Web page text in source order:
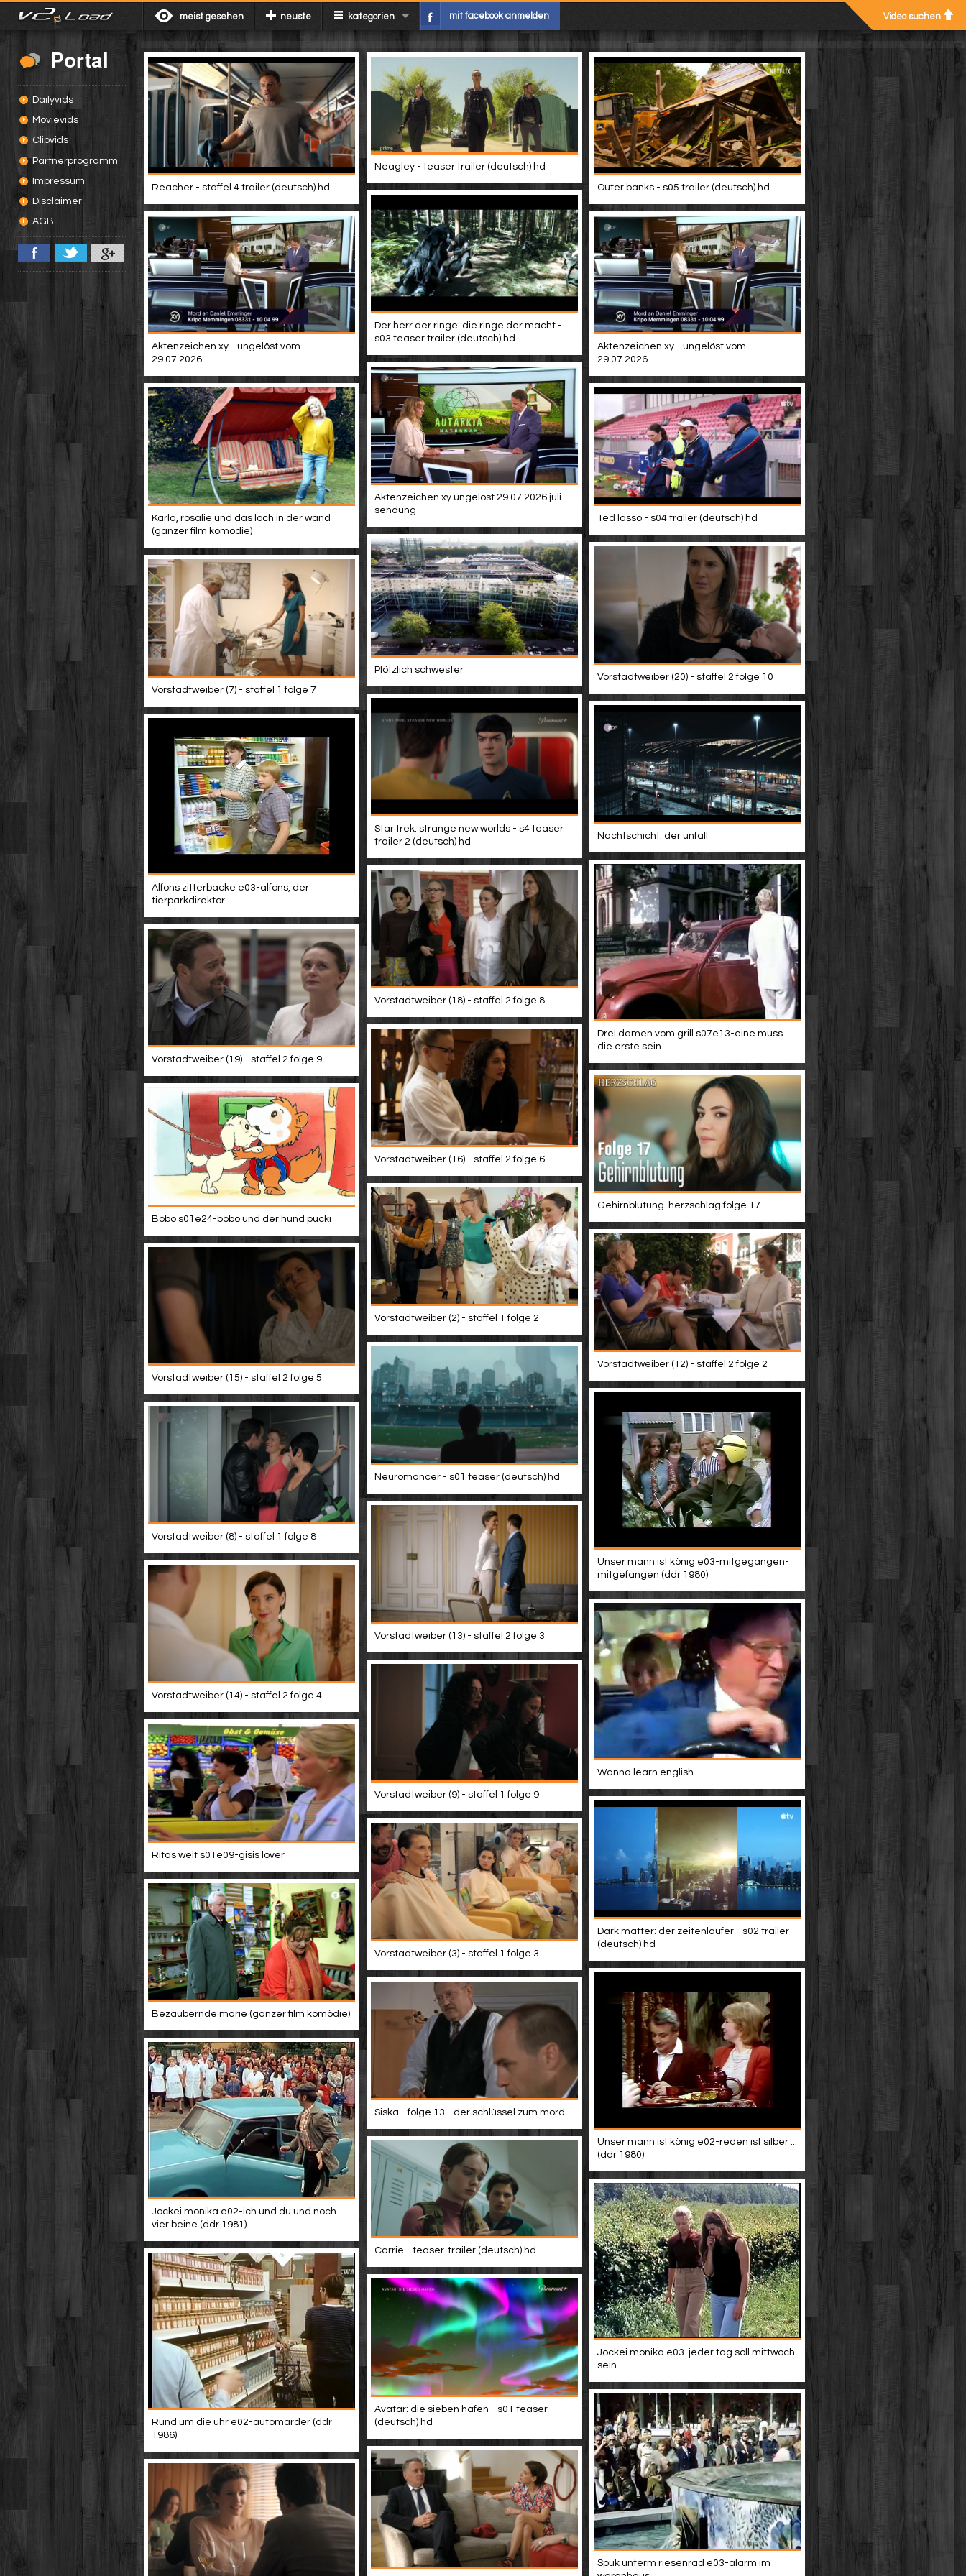
meist gesehen neuste kategorien mit facebook anmelden Video suchen
Portal
Dailyvids
Movievids
Clipvids
Partnerprogramm
Impressum
Disclaimer
AGB
Reacher - staffel 4 trailer (deutsch) hd
Neagley - teaser trailer (deutsch) hd
Outer banks - s05 trailer (deutsch) hd
Der herr der ringe: die ringe der macht -
s03 teaser trailer (deutsch) hd
Aktenzeichen xy... ungelöst vom
29.07.2026
Aktenzeichen xy... ungelöst vom
29.07.2026
Aktenzeichen xy ungelöst 29.07.2026 juli
sendung
Karla, rosalie und das loch in der wand
(ganzer film komödie)
Ted lasso - s04 trailer (deutsch) hd
Plötzlich schwester
Vorstadtweiber (20) - staffel 2 folge 10
Vorstadtweiber (7) - staffel 1 folge 7
Star trek: strange new worlds - s4 teaser
trailer 2 (deutsch) hd
Nachtschicht: der unfall
Alfons zitterbacke e03-alfons, der
tierparkdirektor
Drei damen vom grill s07e13-eine muss
die erste sein
Vorstadtweiber (18) - staffel 2 folge 8
Vorstadtweiber (19) - staffel 2 folge 9
Vorstadtweiber (16) - staffel 2 folge 6
Gehirnblutung-herzschlag folge 17
Bobo s01e24-bobo und der hund pucki
Vorstadtweiber (2) - staffel 1 folge 2
Vorstadtweiber (12) - staffel 2 folge 2
Vorstadtweiber (15) - staffel 2 folge 5
Neuromancer - s01 teaser (deutsch) hd
Unser mann ist könig e03-mitgegangen-
mitgefangen (ddr 1980)
Vorstadtweiber (8) - staffel 1 folge 8
Vorstadtweiber (13) - staffel 2 folge 3
Vorstadtweiber (14) - staffel 2 folge 4
Wanna learn english
Vorstadtweiber (9) - staffel 1 folge 9
Ritas welt s01e09-gisis lover
Dark matter: der zeitenläufer - s02 trailer
(deutsch) hd
Vorstadtweiber (3) - staffel 1 folge 3
Bezaubernde marie (ganzer film komödie)
Unser mann ist könig e02-reden ist silber ...
(ddr 1980)
Siska - folge 13 - der schlüssel zum mord
Jockei monika e02-ich und du und noch
vier beine (ddr 1981)
Carrie - teaser-trailer (deutsch) hd
Jockei monika e03-jeder tag soll mittwoch
sein
Rund um die uhr e02-automarder (ddr
1986)
Avatar: die sieben häfen - s01 teaser
(deutsch) hd
Spuk unterm riesenrad e03-alarm im